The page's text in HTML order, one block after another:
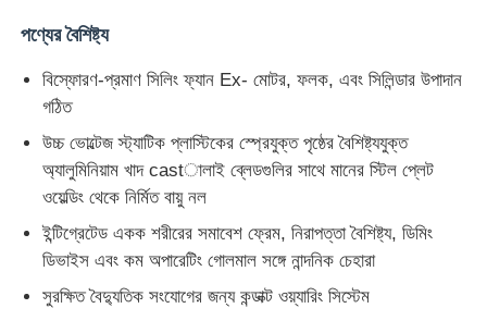
পণ্যের বৈশিষ্ট্য
বিস্ফোরণ-প্রমাণ সিলিং ফ্যান Ex- মোটর, ফলক, এবং সিলিন্ডার উপাদান
গঠিত
উচ্চ ভোল্টেজ স্ট্যাটিক প্লাস্টিকের স্প্রেযুক্ত পৃষ্ঠের বৈশিষ্ট্যযুক্ত
অ্যালুমিনিয়াম খাদ castালাই ব্লেডগুলির সাথে মানের স্টিল প্লেট
ওয়েল্ডিং থেকে নির্মিত বায়ু নল
ইন্টিগ্রেটেড একক শরীরের সমাবেশ ফ্রেম, নিরাপত্তা বৈশিষ্ট্য, ডিমিং
ডিভাইস এবং কম অপারেটিং গোলমাল সঙ্গে নান্দনিক চেহারা
সুরক্ষিত বৈদ্যুতিক সংযোগের জন্য কন্ডাক্ট ওয়্যারিং সিস্টেম